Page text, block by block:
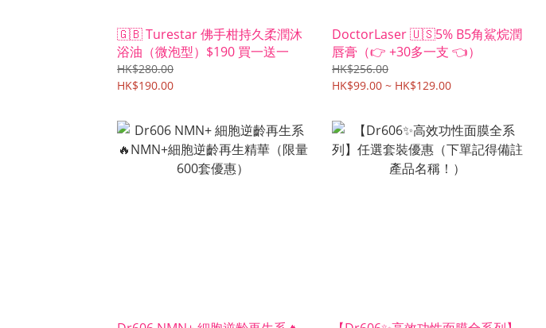
🇬🇧 Turestar 佛手柑持久柔潤沐
浴油（微泡型）$190 買一送一
HK$280.00
HK$190.00
DoctorLaser 🇺🇸5% B5角鯊烷潤
唇膏（👉 +30多一支 👈）
HK$256.00
HK$99.00 ~ HK$129.00